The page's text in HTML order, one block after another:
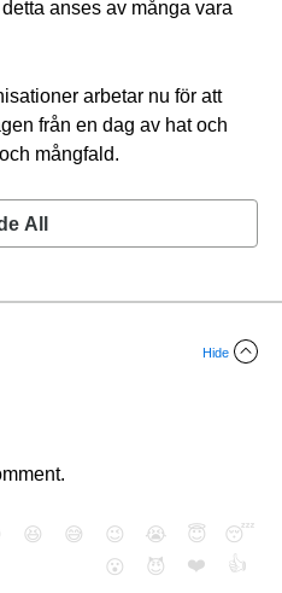
anses av många vara
arbetar nu för att
från en dag av hat och
mångfald.
All
Hide
😆 😅 😉 😭 😇
😴
😮
😈 ❤️ 👍